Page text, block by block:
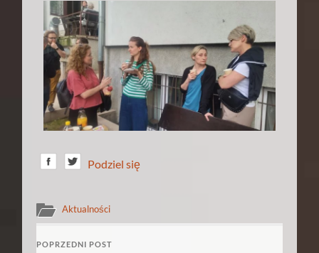
Podziel się
Aktualności
POPRZEDNI POST